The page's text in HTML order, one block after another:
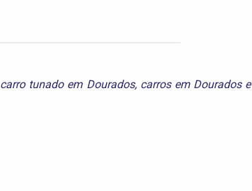
carro tunado em Dourados, carros em Douradose